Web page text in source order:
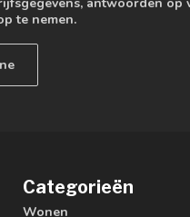
antwoorden op
te nemen.
Categorieën
Wonen